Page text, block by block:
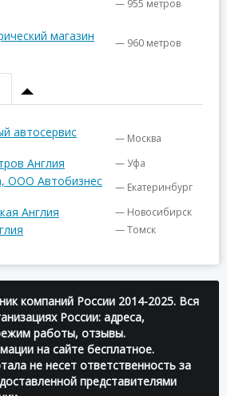
— 955 метров
магазин — 960 метров
автосервис
— Москва
Англия — Уфа
ООО Автобизнес
— Екатеринбург
Англия — Новосибирск
— Томск
компаний России 2014-2025. Вся
России: адреса,
работы, отзывы.
на сайте бесплатное.
не несет ответственность за
представителями